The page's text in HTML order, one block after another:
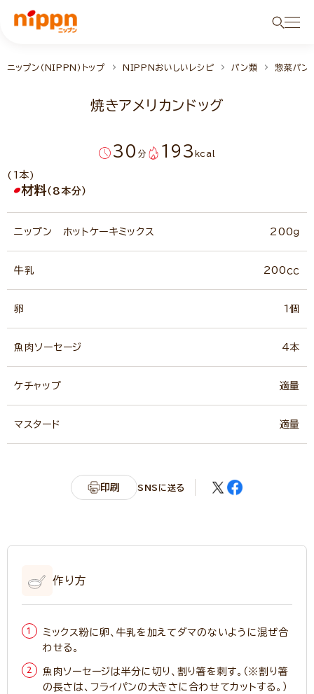
ニップン（NIPPN）トップ NIPPNおいしいレシピ パン類 惣菜パン
焼きアメリカンドッグ
30 分 193 kcal
(1本)
材料（8本分）
ニップン ホットケーキミックス 200ｇ
牛乳 200ｃｃ
卵 1個
魚肉ソーセージ 4本
ケチャップ 適量
マスタード 適量
印刷 SNSに送る
作り方
ミックス粉に卵、牛乳を加えてダマのないように混ぜ合
わせる。
魚肉ソーセージは半分に切り、割り箸を刺す。（※割り箸
の長さは、フライパンの大きさに合わせてカットする。）